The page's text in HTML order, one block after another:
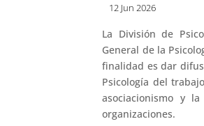
12 Jun 2026
La División de
General de la
finalidad es dar
Psicología del
asociacionismo y
organizaciones.